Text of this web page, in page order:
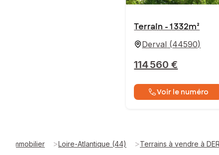
Terrain - 1 332m²
Derval (44590)
114 560 €
Voir le numéro
Immobilier >Loire-Atlantique (44) >Terrains à vendre à